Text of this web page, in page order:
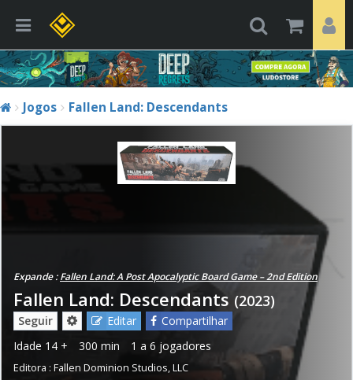
Jogos Fallen Land: Descendants
Expande :Fallen Land: A Post Apocalyptic Board Game – 2nd Edition
Fallen Land: Descendants (2023)
Seguir Editar
Compartilhar
Idade 14 + 300 min 1 a 6 jogadores
Editora : Fallen Dominion Studios, LLC